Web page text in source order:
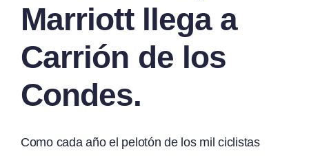
Marriott llega a
Carrión de los
Condes.
Como cada año el pelotón de los mil ciclistas